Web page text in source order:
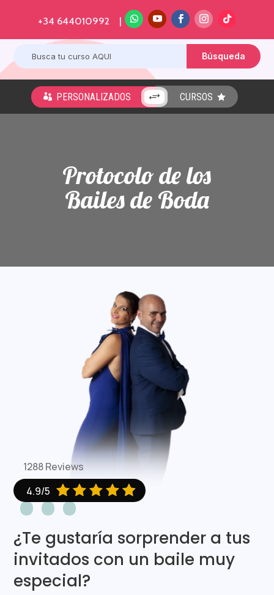
+34 644010992 |
 PERSONALIZADOS + CURSOS 
Protocolo de los
Bailes de Boda
¿Te gustaría sorprender a tus
invitados con un baile muy
especial?
4.9/5     
1288 Reviews